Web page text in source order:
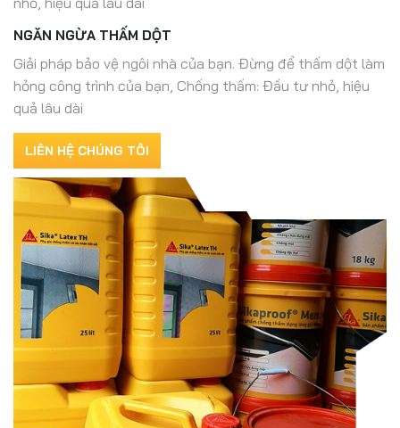
NGĂN NGỪA THẤM DỘT
Giải pháp bảo vệ ngôi nhà của bạn. Đừng để thấm dột làm
hỏng công trình của bạn, Chống thấm: Đầu tư nhỏ, hiệu
quả lâu dài
LIÊN HỆ CHÚNG TÔI